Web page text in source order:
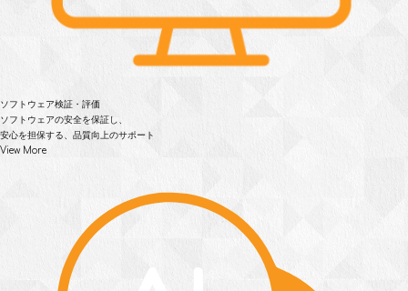
ソフトウェア検証・評価
ソフトウェアの安全を保証し、
安心を担保する、品質向上のサポート
View More